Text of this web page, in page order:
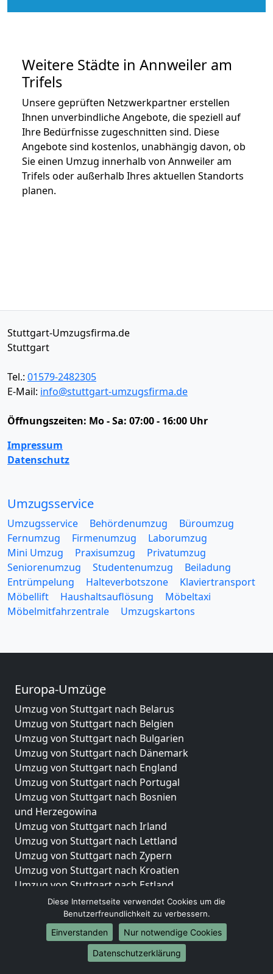
Weitere Städte in Annweiler am
Trifels
Unsere geprüften Netzwerkpartner erstellen
Ihnen unverbindliche Angebote, die speziell auf
Ihre Bedürfnisse zugeschnitten sind. Diese
Angebote sind kostenlos, unabhängig davon, ob
Sie einen Umzug innerhalb von Annweiler am
Trifels oder außerhalb Ihres aktuellen Standorts
planen.
Stuttgart-Umzugsfirma.de
Stuttgart
Tel.: 01579-2482305
E-Mail: info@stuttgart-umzugsfirma.de
Öffnungszeiten: Mo - Sa: 07:00 - 16:00 Uhr
Impressum
Datenschutz
Umzugsservice
Umzugsservice Behördenumzug
Büroumzug
Fernumzug
Firmenumzug
Laborumzug
Mini Umzug
Praxisumzug
Privatumzug
Seniorenumzug
Studentenumzug
Beiladung
Entrümpelung
Halteverbotszone
Klaviertransport
Möbellift
Haushaltsauflösung
Möbeltaxi
Möbelmitfahrzentrale
Umzugskartons
Europa-Umzüge
Umzug von Stuttgart nach Belarus
Umzug von Stuttgart nach Belgien
Umzug von Stuttgart nach Bulgarien
Umzug von Stuttgart nach Dänemark
Umzug von Stuttgart nach England
Umzug von Stuttgart nach Portugal
Umzug von Stuttgart nach Bosnien
und Herzegowina
Umzug von Stuttgart nach Irland
Umzug von Stuttgart nach Lettland
Umzug von Stuttgart nach Zypern
Umzug von Stuttgart nach Kroatien
Umzug von Stuttgart nach Estland
Umzug von Stuttgart nach Finnland
Umzug von Stuttgart nach Frankreich
Umzug von Stuttgart nach Griechenland
Umzug von Stuttgart nach Italien
Umzug von Stuttgart nach Liechtenstein
Diese Internetseite verwendet Cookies um die
Benutzerfreundlichkeit zu verbessern.
Einverstanden
Nur notwendige Cookies
Datenschutzerklärung